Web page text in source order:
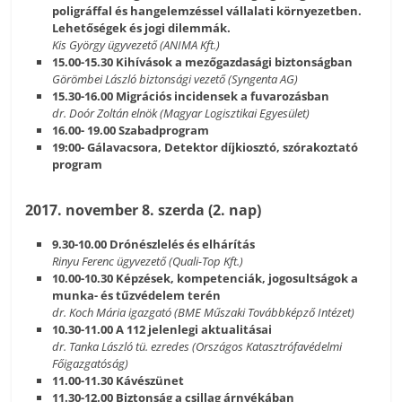
poligráffal és hangelemzéssel vállalati környezetben.
Lehetőségek és jogi dilemmák.
Kis György ügyvezető (ANIMA Kft.)
15.00-15.30 Kihívások a mezőgazdasági biztonságban
Görömbei László biztonsági vezető (Syngenta AG)
15.30-16.00 Migrációs incidensek a fuvarozásban
dr. Doór Zoltán elnök (Magyar Logisztikai Egyesület)
16.00- 19.00 Szabadprogram
19:00- Gálavacsora, Detektor díjkiosztó, szórakoztató
program
2017. november 8. szerda (2. nap)
9.30-10.00 Drónészlelés és elhárítás
Rinyu Ferenc ügyvezető (Quali-Top Kft.)
10.00-10.30 Képzések, kompetenciák, jogosultságok a
munka- és tűzvédelem terén
dr. Koch Mária igazgató (BME Műszaki Továbbképző Intézet)
10.30-11.00 A 112 jelenlegi aktualitásai
dr. Tanka László tü. ezredes (Országos Katasztrófavédelmi
Főigazgatóság)
11.00-11.30 Kávészünet
11.30-12.00 Biztonság a csillag árnyékában